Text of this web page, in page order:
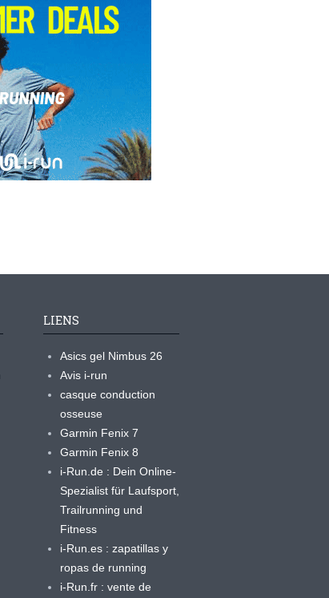
LIENS
Asics gel Nimbus 26
Avis i-run
casque conduction
osseuse
Garmin Fenix 7
Garmin Fenix 8
i-Run.de : Dein Online-
Spezialist für Laufsport,
Trailrunning und
Fitness
i-Run.es : zapatillas y
ropas de running
i-Run.fr : vente de